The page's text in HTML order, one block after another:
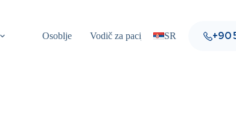
Osoblje Vodič za pacijente Blog
SR +90